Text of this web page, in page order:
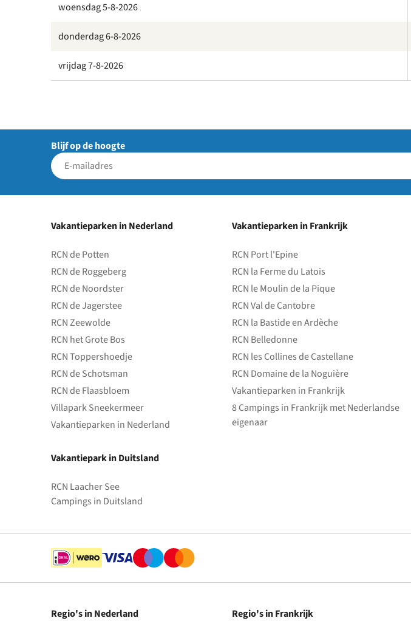
woensdag 5-8-2026
donderdag 6-8-2026
vrijdag 7-8-2026
Blijf op de hoogte
Vakantieparken in Nederland
RCN de Potten
RCN de Roggeberg
RCN de Noordster
RCN de Jagerstee
RCN Zeewolde
RCN het Grote Bos
RCN Toppershoedje
RCN de Schotsman
RCN de Flaasbloem
Villapark Sneekermeer
Vakantieparken in Nederland
Vakantiepark in Duitsland
RCN Laacher See
Campings in Duitsland
Vakantieparken in Frankrijk
RCN Port l'Epine
RCN la Ferme du Latois
RCN le Moulin de la Pique
RCN Val de Cantobre
RCN la Bastide en Ardèche
RCN Belledonne
RCN les Collines de Castellane
RCN Domaine de la Noguière
Vakantieparken in Frankrijk
8 Campings in Frankrijk met Nederlandse
eigenaar
Regio's in Nederland Regio's in Frankrijk